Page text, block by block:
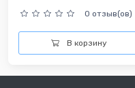
0 отзыв(ов)
В корзину